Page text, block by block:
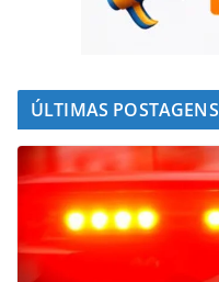
ÚLTIMAS POSTAGENS